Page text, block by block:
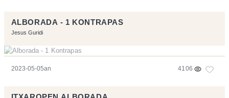
ALBORADA - 1 KONTRAPAS
Jesus Guridi
2023-05-05an 4106